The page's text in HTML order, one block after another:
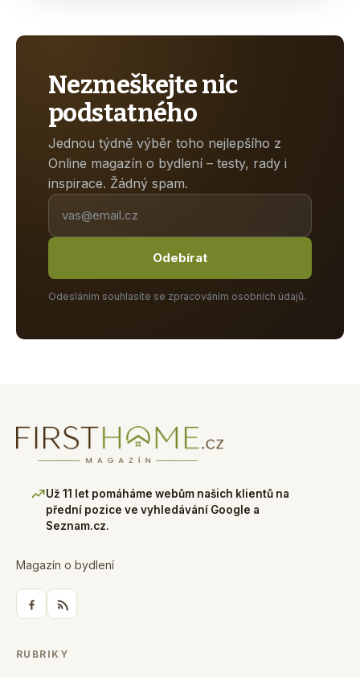
Nezmeškejte nic
podstatného
Jednou týdně výběr toho nejlepšího z
Online magazín o bydlení – testy, rady i
inspirace. Žádný spam.
Odebírat
Odesláním souhlasíte se zpracováním osobních údajů.
Už 11 let pomáháme webům našich klientů na
přední pozice ve vyhledávání Google a
Seznam.cz.
Magazín o bydlení
RUBRIKY